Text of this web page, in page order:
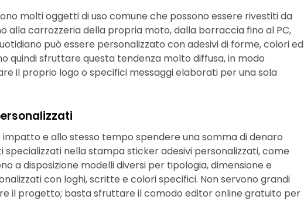
molti oggetti di uso comune che possono essere rivestiti da
alla carrozzeria della propria moto, dalla borraccia fino al PC,
può essere personalizzato con adesivi di forme, colori ed
quindi sfruttare questa tendenza molto diffusa, in modo
il proprio logo o specifici messaggi elaborati per una sola
e allo stesso tempo spendere una somma di denaro
specializzati nella stampa sticker adesivi personalizzati, come
a disposizione modelli diversi per tipologia, dimensione e
con loghi, scritte e colori specifici. Non servono grandi
il progetto; basta sfruttare il comodo editor online gratuito per